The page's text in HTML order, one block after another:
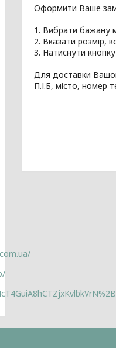
Оформити Ваше
1. Вибрати бажану
2. Вказати розмір,
3. Натиснути
Для доставки
П.І.Б, місто, номер